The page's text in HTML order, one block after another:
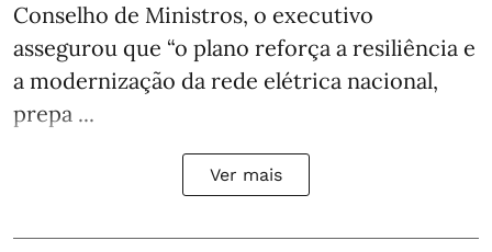
Conselho de Ministros, o executivo
assegurou que “o plano reforça a resiliência e
a modernização da rede elétrica nacional,
prepa ...
Ver mais